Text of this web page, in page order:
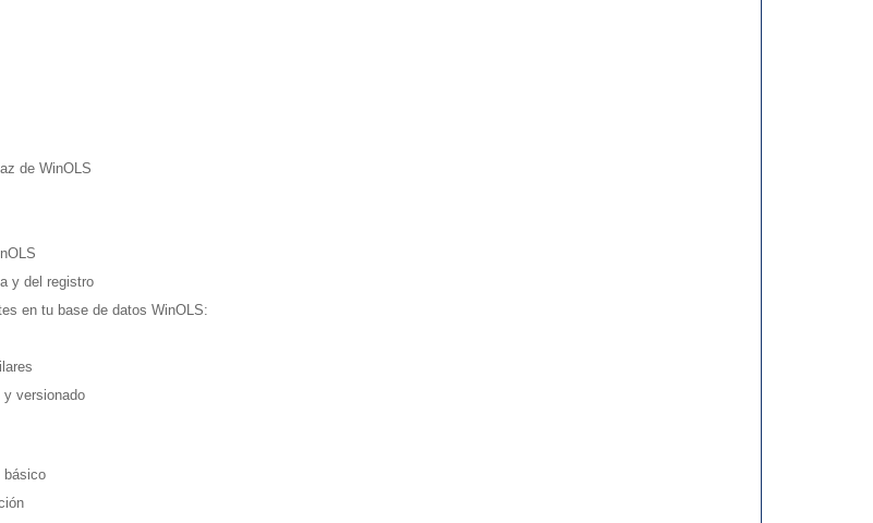
de WinOLS
y del registro
en tu base de datos WinOLS:
versionado
básico